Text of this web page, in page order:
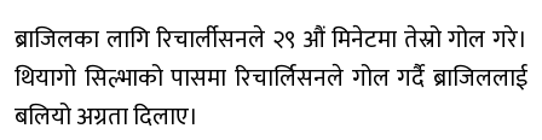
ब्राजिलका लागि रिचार्लीसनले २९ औं मिनेटमा तेस्रो गोल गरे।
थियागो सिल्भाको पासमा रिचार्लिसनले गोल गर्दै ब्राजिललाई
बलियो अग्रता दिलाए।